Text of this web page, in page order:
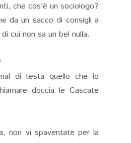
che cos'è un sociologo?
da un sacco di consigli a
cui non sa un bel nulla.
di testa quello che io
doccia le Cascate
non vi spaventate per la